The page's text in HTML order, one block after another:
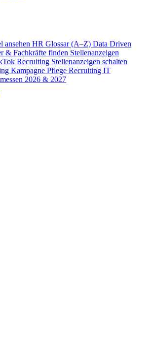
ansehen HR Glossar (A–Z) Data Driven
& Fachkräfte finden Stellenanzeigen
Recruiting Stellenanzeigen schalten
Kampagne Pflege Recruiting IT
2026 & 2027